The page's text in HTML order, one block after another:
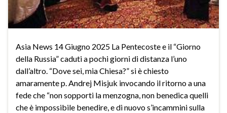
Asia News 14 Giugno 2025 La Pentecoste e il “Giorno
della Russia” caduti a pochi giorni di distanza l’uno
dall’altro. “Dove sei, mia Chiesa?” si è chiesto
amaramente p. Andrej Misjuk invocando il ritorno a una
fede che “non sopporti la menzogna, non benedica quelli
che è impossibile benedire, e di nuovo s’incammini sulla